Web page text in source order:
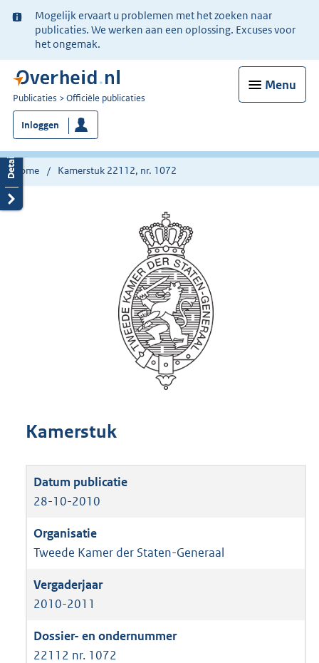
Ter
informatie:
Mogelijk ervaart u problemen met het zoeken naar
publicaties. We werken aan een oplossing. Excuses voor
het ongemak.
Menu
U
bent
nu
hier:
Publicaties Officiële publicaties
Inloggen
Home Kamerstuk 22112, nr. 1072
Kamerstuk
28-10-2010
Tweede Kamer der Staten-Generaal
2010-2011
22112 nr. 1072